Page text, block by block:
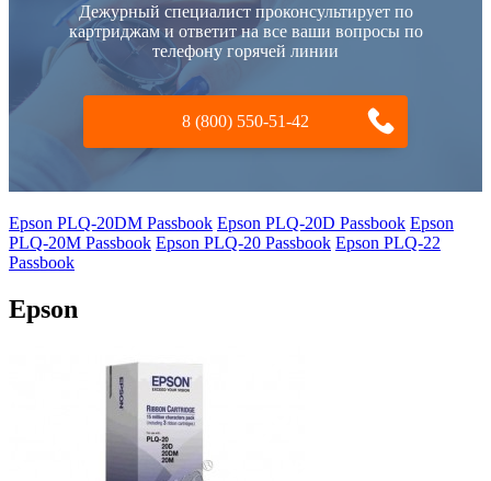
Дежурный специалист проконсультирует по
картриджам и ответит на все ваши вопросы по
телефону горячей линии
8 (800) 550-51-42
Epson PLQ-20DM Passbook Epson PLQ-20D Passbook Epson
PLQ-20M Passbook Epson PLQ-20 Passbook Epson PLQ-22
Passbook
Epson